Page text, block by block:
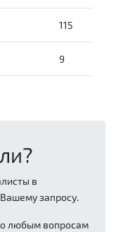
115
9
в
запросу.
любым вопросам